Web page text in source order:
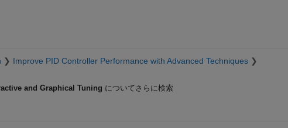
Improve PID Controller Performance with Advanced Techniques
and Graphical Tuning についてさらに検索